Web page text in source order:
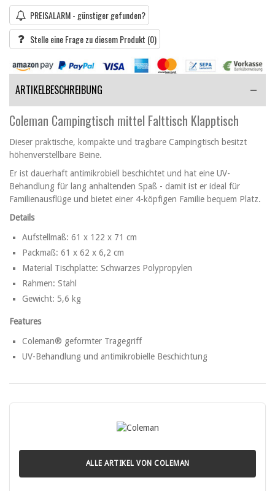
PREISALARM - günstiger gefunden?
Stelle eine Frage zu diesem Produkt (0)
ARTIKELBESCHREIBUNG
Coleman Campingtisch mittel Falttisch Klapptisch
Dieser praktische, kompakte und tragbare Campingtisch besitzt
höhenverstellbare Beine.
Er ist dauerhaft antimikrobiell beschichtet und hat eine UV-
Behandlung für lang anhaltenden Spaß - damit ist er ideal für
Familienausflüge und bietet einer 4-köpfigen Familie bequem Platz.
Details
Aufstellmaß: 61 x 122 x 71 cm
Packmaß: 61 x 62 x 6,2 cm
Material Tischplatte: Schwarzes Polypropylen
Rahmen: Stahl
Gewicht: 5,6 kg
Features
Coleman® geformter Tragegriff
UV-Behandlung und antimikrobielle Beschichtung
ALLE ARTIKEL VON COLEMAN